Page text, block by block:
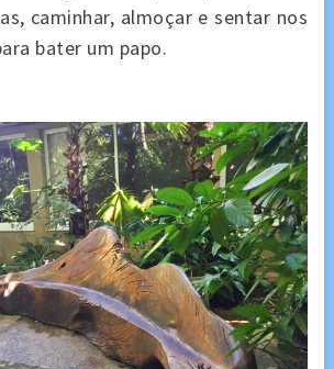
caminhar, almoçar e sentar nos
bater um papo.